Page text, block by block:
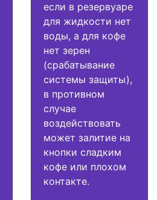
если в резервуаре
для жидкости нет
воды, а для кофе
нет зерен
(срабатывание
системы защиты),
в противном
случае
воздействовать
может залитие на
кнопки сладким
кофе или плохом
контакте.